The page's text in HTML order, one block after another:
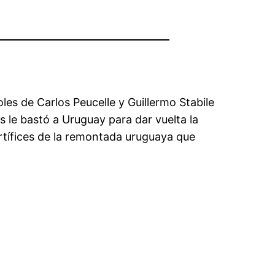
de Carlos Peucelle y Guillermo Stabile
bastó a Uruguay para dar vuelta la
de la remontada uruguaya que